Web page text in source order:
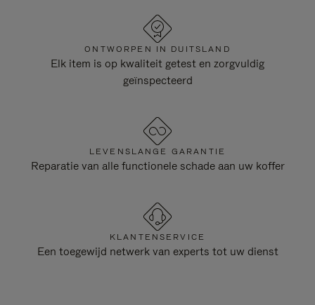
ONTWORPEN IN DUITSLAND
Elk item is op kwaliteit getest en zorgvuldig
geïnspecteerd
LEVENSLANGE GARANTIE
Reparatie van alle functionele schade aan uw koffer
KLANTENSERVICE
Een toegewijd netwerk van experts tot uw dienst